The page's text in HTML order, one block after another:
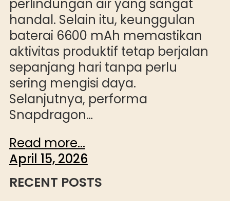
perlindungan air yang sangat
handal. Selain itu, keunggulan
baterai 6600 mAh memastikan
aktivitas produktif tetap berjalan
sepanjang hari tanpa perlu
sering mengisi daya.
Selanjutnya, performa
Snapdragon…
Read more...
April 15, 2026
RECENT POSTS